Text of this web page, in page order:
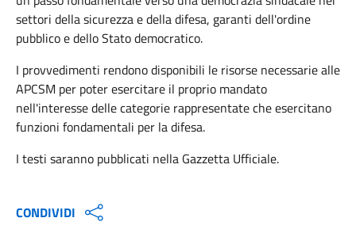
settori della sicurezza e della difesa, garanti dell'ordine
pubblico e dello Stato democratico.
I provvedimenti rendono disponibili le risorse necessarie alle
APCSM per poter esercitare il proprio mandato
nell'interesse delle categorie rappresentate che esercitano
funzioni fondamentali per la difesa.
I testi saranno pubblicati nella Gazzetta Ufficiale.
CONDIVIDI